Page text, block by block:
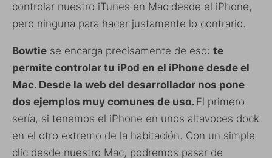
controlar nuestro iTunes en Mac desde el iPhone,
pero ninguna para hacer justamente lo contrario.
Bowtie se encarga precisamente de eso: te
permite controlar tu iPod en el iPhone desde el
Mac. Desde la web del desarrollador nos pone
dos ejemplos muy comunes de uso. El primero
sería, si tenemos el iPhone en unos altavoces dock
en el otro extremo de la habitación. Con un simple
clic desde nuestro Mac, podremos pasar de